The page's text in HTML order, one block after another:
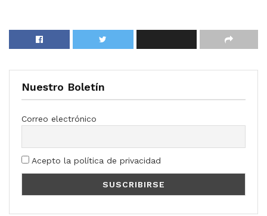
Nuestro Boletín
Correo electrónico
Acepto la política de privacidad